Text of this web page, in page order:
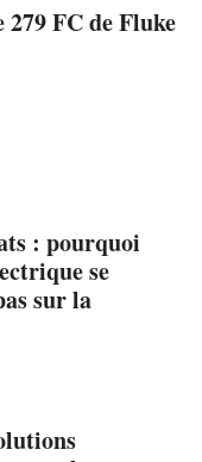
FC de Fluke
: pourquoi
se
sur la